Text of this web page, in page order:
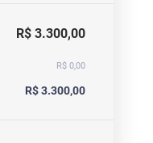
R$ 3.300,00
R$ 0,00
R$ 3.300,00